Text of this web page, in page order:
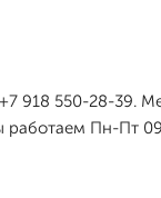
918 550-28-39.
работаем Пн-Пт